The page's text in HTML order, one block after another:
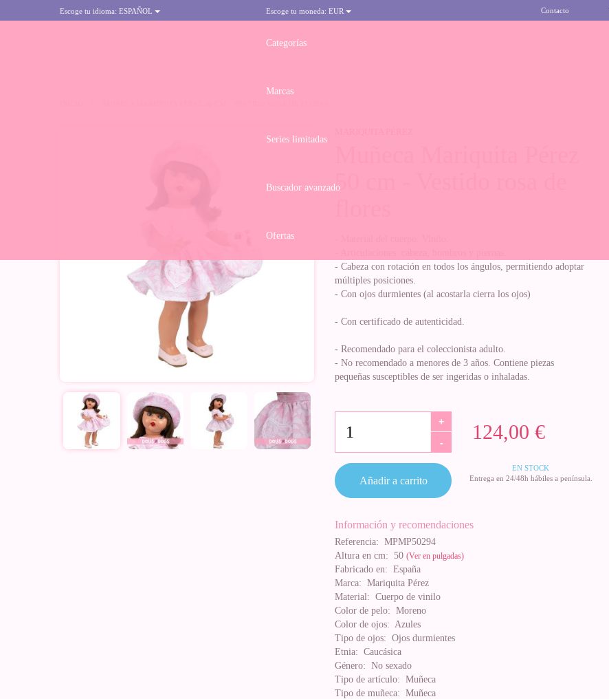
Escoge tu idioma: ESPAÑOL Escoge tu moneda: EUR Contacto
Categorías
Marcas
Series limitadas
Buscador avanzado
Ofertas
50 cm - Vestido rosa de
- Cabeza con rotación en todos los ángulos, permitiendo adoptar
múltiples posiciones.
- Con ojos durmientes (al acostarla cierra los ojos)
- Con certificado de autenticidad.
- Recomendado para el coleccionista adulto.
- No recomendado a menores de 3 años. Contiene piezas
pequeñas susceptibles de ser ingeridas o inhaladas.
124,00 €
+
-
EN STOCK
Entrega en 24/48h hábiles a península.
Añadir a carrito
Información y recomendaciones
Referencia: MPMP50294
Altura en cm: 50 (Ver en pulgadas)
Fabricado en: España
Marca: Mariquita Pérez
Material: Cuerpo de vinilo
Color de pelo: Moreno
Color de ojos: Azules
Tipo de ojos: Ojos durmientes
Etnia: Caucásica
Género: No sexado
Tipo de artículo: Muñeca
Tipo de muñeca: Muñeca